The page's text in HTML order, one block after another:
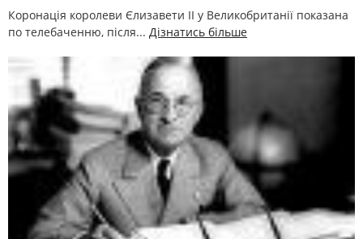
Коронація королеви Єлизавети ІІ у Великобританії показана
по телебаченню, після... Дізнатись більше